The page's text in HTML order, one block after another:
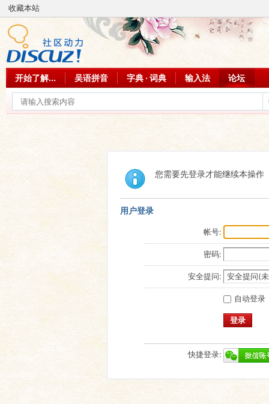
收藏本站
开始了解... 吴语拼音 字典 · 词典 输入法 论坛
您需要先登录才能继续本操作
用户登录
帐号:
密码:
安全提问:
自动登录
登录
快捷登录: